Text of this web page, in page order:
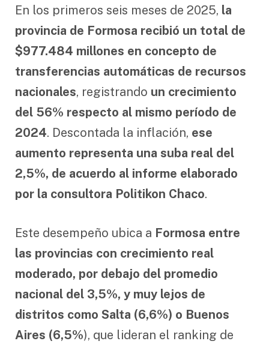
En los primeros seis meses de 2025, la
provincia de Formosa recibió un total de
$977.484 millones en concepto de
transferencias automáticas de recursos
nacionales, registrando un crecimiento
del 56% respecto al mismo período de
2024. Descontada la inflación, ese
aumento representa una suba real del
2,5%, de acuerdo al informe elaborado
por la consultora Politikon Chaco.
Este desempeño ubica a Formosa entre
las provincias con crecimiento real
moderado, por debajo del promedio
nacional del 3,5%, y muy lejos de
distritos como Salta (6,6%) o Buenos
Aires (6,5%), que lideran el ranking de